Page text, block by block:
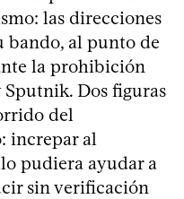
las direcciones
bando, al punto de
la prohibición
Sputnik. Dos figuras
del
increpar al
pudiera ayudar a
sin verificación